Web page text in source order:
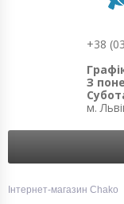
+38
З
м.
Інтернет-магазин Chako